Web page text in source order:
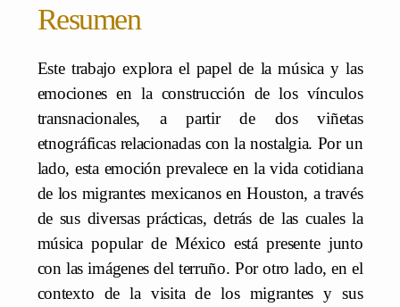
Resumen
Este trabajo explora el papel de la música y las
emociones en la construcción de los vínculos
transnacionales, a partir de dos viñetas
etnográficas relacionadas con la nostalgia. Por un
lado, esta emoción prevalece en la vida cotidiana
de los migrantes mexicanos en Houston, a través
de sus diversas prácticas, detrás de las cuales la
música popular de México está presente junto
con las imágenes del terruño. Por otro lado, en el
contexto de la visita de los migrantes y sus